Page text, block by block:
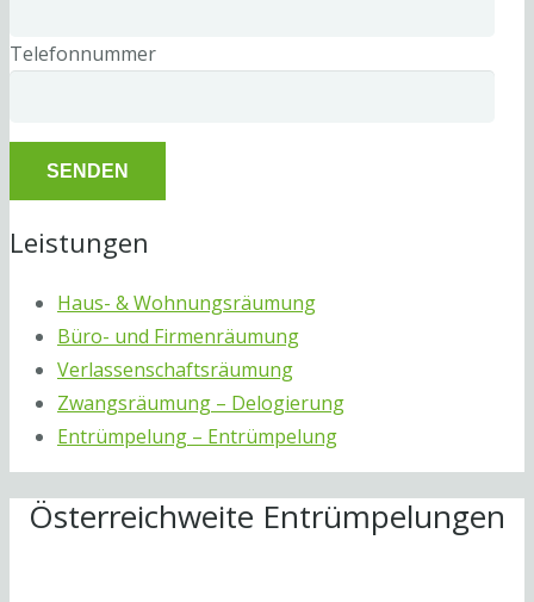
Telefonnummer
Leistungen
Haus- & Wohnungsräumung
Büro- und Firmenräumung
Verlassenschaftsräumung
Zwangsräumung – Delogierung
Entrümpelung – Entrümpelung
Österreichweite Entrümpelungen